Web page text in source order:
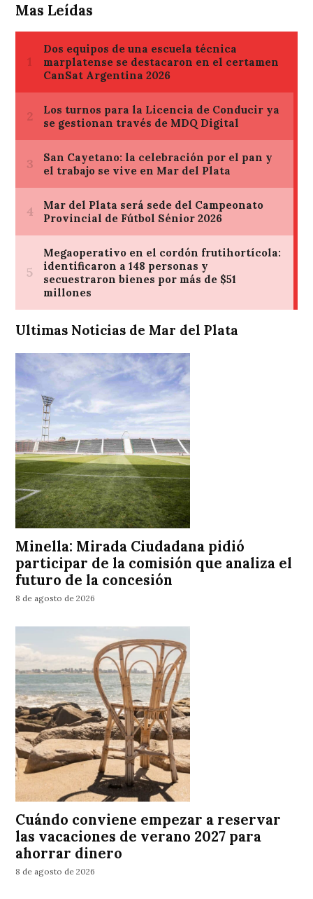
Mas Leídas
Ultimas Noticias de Mar del Plata
Minella: Mirada Ciudadana pidió
participar de la comisión que analiza el
futuro de la concesión
8 de agosto de 2026
Cuándo conviene empezar a reservar
las vacaciones de verano 2027 para
ahorrar dinero
8 de agosto de 2026